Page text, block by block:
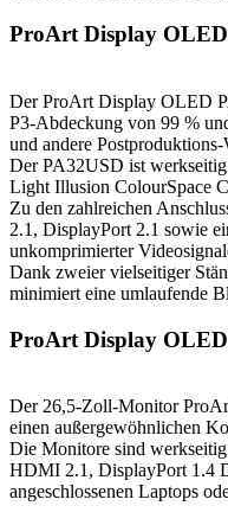
ProArt Display
Der ProArt Display OLED
P3-Abdeckung von 99 %
und andere
Der PA32USD ist
Light Illusion ColourSpace
Zu den zahlreichen
2.1, DisplayPort 2.1 sowie
unkomprimierter
Dank zweier vielseitiger
minimiert eine umlaufende
ProArt Display
Der 26,5-Zoll-Monitor
einen außergewöhnlichen
Die Monitore sind
HDMI 2.1, DisplayPort 1.4
angeschlossenen Laptops